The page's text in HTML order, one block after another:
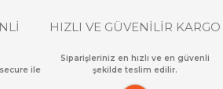
ile
HIZLI VE GÜVENİLİR KARGO
Siparişleriniz en hızlı ve en güvenli
şekilde teslim edilir.